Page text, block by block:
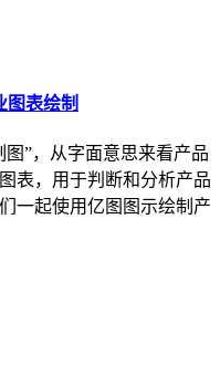
图表绘制
”，从字面意思来看产品
表，用于判断和分析产品
一起使用亿图图示绘制产